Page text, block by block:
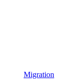
Migration